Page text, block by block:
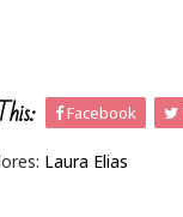
Facebook
Laura Elias